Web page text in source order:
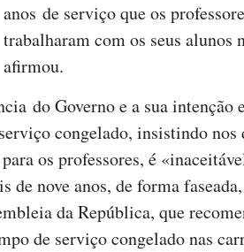
anos de serviço que os
trabalharam com os seus alunos
afirmou.
do Governo e a sua intenção
congelado, insistindo nos
os professores, é
de nove anos, de forma
da República, que
de serviço congelado nas